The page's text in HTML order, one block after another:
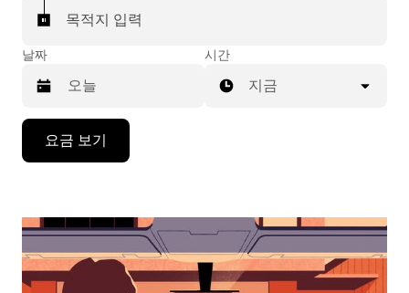
목적지 입력
날짜
작
면
시간
지금
요금 보기